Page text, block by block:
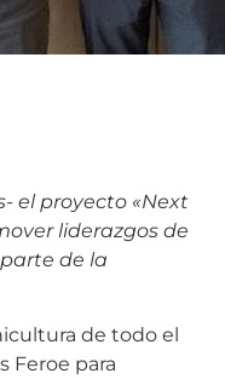
el proyecto «Next
liderazgos de
de la
de todo el
Feroe para